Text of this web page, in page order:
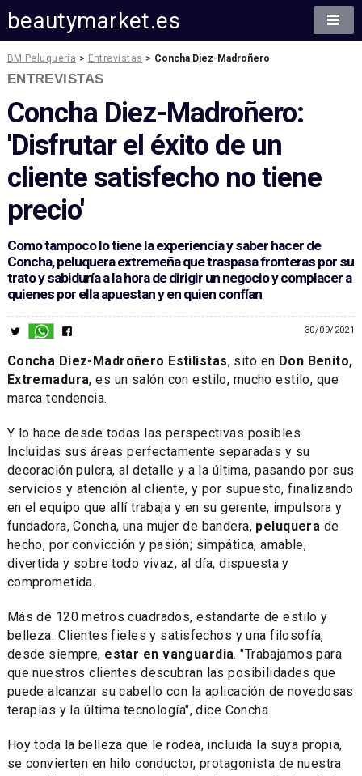
beautymarket.es
BM Peluquería > Entrevistas > Concha Diez-Madroñero
ENTREVISTAS
Concha Diez-Madroñero:
'Disfrutar el éxito de un
cliente satisfecho no tiene
precio'
Como tampoco lo tiene la experiencia y saber hacer de
Concha, peluquera extremeña que traspasa fronteras por su
trato y sabiduría a la hora de dirigir un negocio y complacer a
quienes por ella apuestan y en quien confían
30/09/2021
Concha Diez-Madroñero Estilistas, sito en Don Benito,
Extremadura, es un salón con estilo, mucho estilo, que
marca tendencia.
Y lo hace desde todas las perspectivas posibles.
Incluidas sus áreas perfectamente separadas y su
decoración pulcra, al detalle y a la última, pasando por sus
servicios y atención al cliente, y por supuesto, finalizando
en el equipo que allí trabaja y en su gerente, impulsora y
fundadora, Concha, una mujer de bandera, peluquera de
hecho, por convicción y pasión; simpática, amable,
divertida y sobre todo vivaz, al día, dispuesta y
comprometida.
Más de 120 metros cuadrados, estandarte de estilo y
belleza. Clientes fieles y satisfechos y una filosofía,
desde siempre, estar en vanguardia. "Trabajamos para
que nuestros clientes descubran las posibilidades que
puede alcanzar su cabello con la aplicación de novedosas
terapias y la última tecnología", dice Concha.
Hoy toda la belleza que le rodea, incluida la suya propia,
se convierten en hilo conductor, protagonista de nuestra